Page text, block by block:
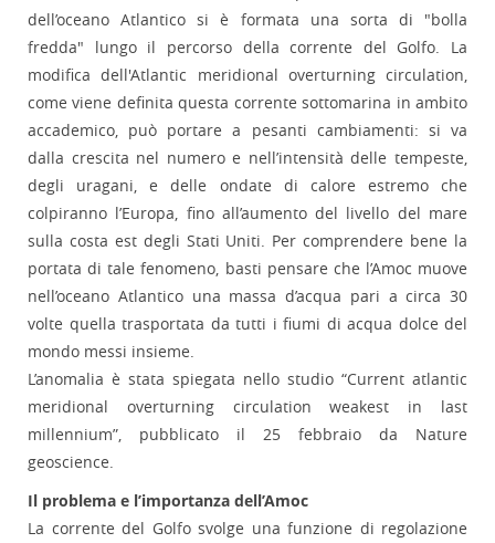
dell’oceano Atlantico si è formata una sorta di "bolla
fredda" lungo il percorso della corrente del Golfo. La
modifica dell'Atlantic meridional overturning circulation,
come viene definita questa corrente sottomarina in ambito
accademico, può portare a pesanti cambiamenti: si va
dalla crescita nel numero e nell’intensità delle tempeste,
degli uragani, e delle ondate di calore estremo che
colpiranno l’Europa, fino all’aumento del livello del mare
sulla costa est degli Stati Uniti. Per comprendere bene la
portata di tale fenomeno, basti pensare che l’Amoc muove
nell’oceano Atlantico una massa d’acqua pari a circa 30
volte quella trasportata da tutti i fiumi di acqua dolce del
mondo messi insieme.
L’anomalia è stata spiegata nello studio “Current atlantic
meridional overturning circulation weakest in last
millennium”, pubblicato il 25 febbraio da Nature
geoscience.
Il problema e l’importanza dell’Amoc
La corrente del Golfo svolge una funzione di regolazione